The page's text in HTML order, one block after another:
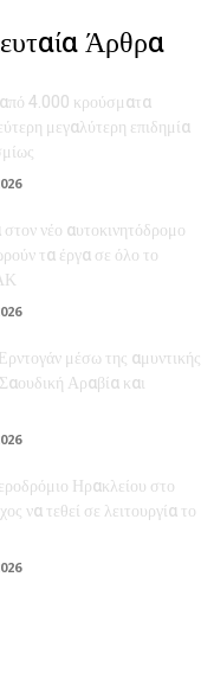
Άρθρα
4.000 κρούσματα
μεγαλύτερη επιδημία
νέο αυτοκινητόδρομο
τα έργα σε όλο το
μέσω της αμυντικής
Αραβία και
Ηρακλείου στο
να τεθεί σε λειτουργία το